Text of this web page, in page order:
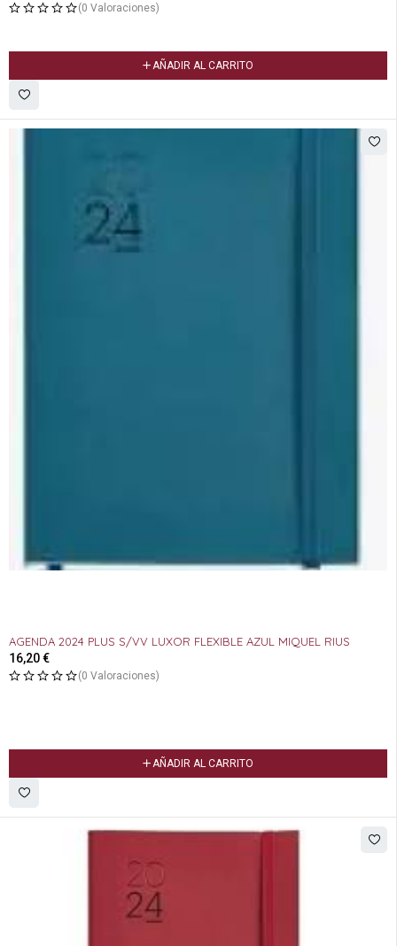
(0 Valoraciones)
AÑADIR AL CARRITO
AGENDA 2024 PLUS S/VV LUXOR FLEXIBLE AZUL MIQUEL RIUS
16,20€
(0 Valoraciones)
AÑADIR AL CARRITO